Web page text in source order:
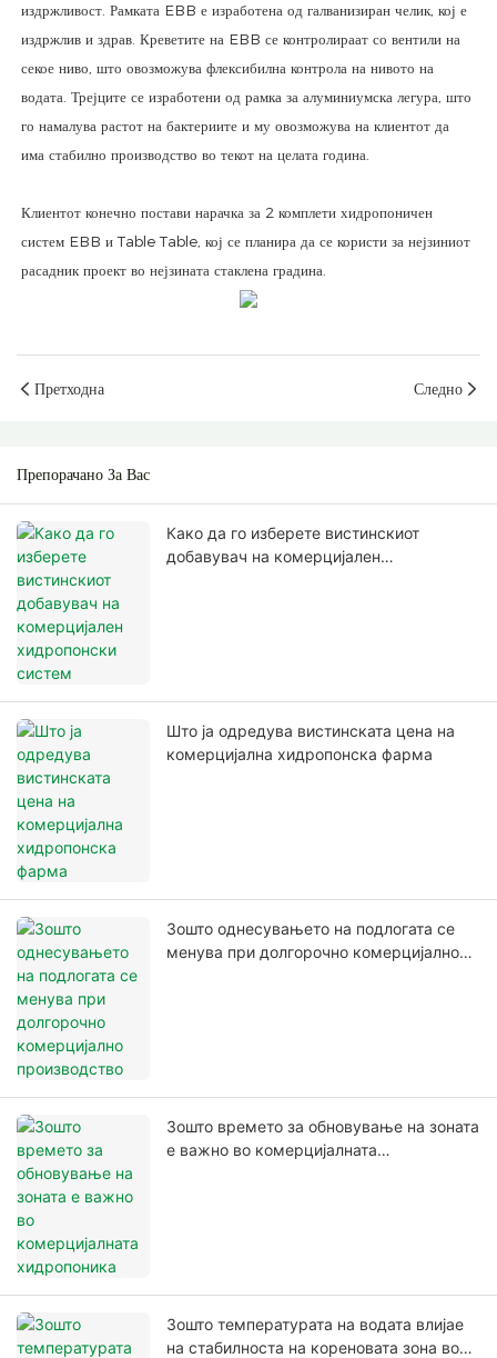
издржливост. Рамката EBB е изработена од галванизиран челик, кој е
издржлив и здрав. Креветите на EBB се контролираат со вентили на
секое ниво, што овозможува флексибилна контрола на нивото на
водата. Трејците се изработени од рамка за алуминиумска легура, што
го намалува растот на бактериите и му овозможува на клиентот да
има стабилно производство во текот на целата година.
Клиентот конечно постави нарачка за 2 комплети хидропоничен
систем EBB и Table Table, кој се планира да се користи за нејзиниот
расадник проект во нејзината стаклена градина.
Претходна Следно
Препорачано За Вас
Како да го изберете вистинскиот
добавувач на комерцијален
Што ја одредува вистинската цена на
комерцијална хидропонска фарма
Зошто однесувањето на подлогата се
менува при долгорочно комерцијално
Зошто времето за обновување на зоната
е важно во комерцијалната
Зошто температурата на водата влијае
на стабилноста на кореновата зона во